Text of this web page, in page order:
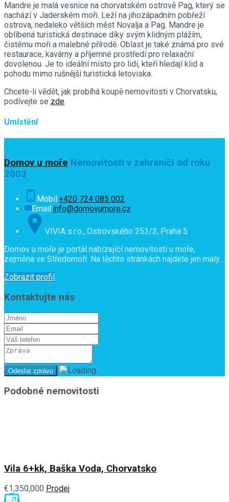
Mandre je malá vesnice na chorvatském ostrově Pag, který se
nachází v Jaderském moři. Leží na jihozápadním pobřeží
ostrova, nedaleko větších měst Novalja a Pag. Mandre je
oblíbená turistická destinace díky svým klidným plážím,
čistému moři a malebné přírodě. Oblast je také známá pro své
restaurace, kavárny a příjemné prostředí pro relaxační
dovolenou. Je to ideální místo pro lidi, kteří hledají klid a
pohodu mimo rušnější turistická letoviska.
Chcete-li vědět, jak probíhá koupě nemovitosti v Chorvatsku,
podívejte se zde.
Umístění
Domov u moře Nemovitosti v zahraničí od roku
2003
Mobil:+420 724 085 002
Email:info@domovumore.cz
VIVIA s.r.o., Ostrovského 253/3, Praha 5
Domov u moře je portál nabízející nemovitosti u moře,
zejména ve Středomoří. Na těchto stránkách najdete jen malý…
Zobrazit profil
Kontaktujte nás
Podobné nemovitosti
Vila 6+kk, Baška Voda, Chorvatsko
€1,350,000 Prodej